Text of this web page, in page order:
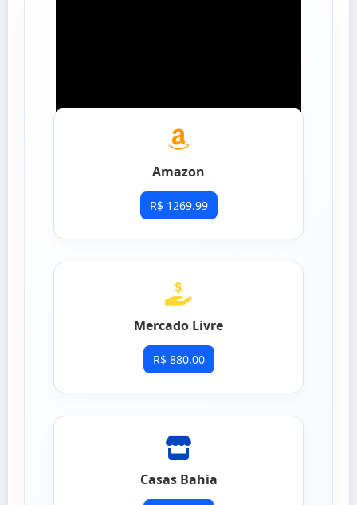
Amazon
R$ 1269.99
Mercado Livre
R$ 880.00
Casas Bahia